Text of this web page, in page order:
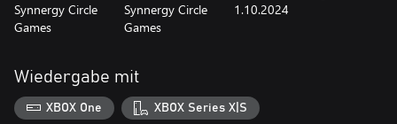
Synnergy Circle
Games
Synnergy Circle
Games
1.10.2024
Wiedergabe mit
XBOX One XBOX Series X|S